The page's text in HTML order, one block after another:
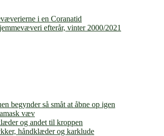
i en Coranatid
efterår, vinter 2000/2021
begynder så småt at åbne op igen
væv
og andet til kroppen
håndklæder og karklude